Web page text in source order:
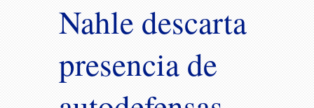
Nahle descarta
presencia de